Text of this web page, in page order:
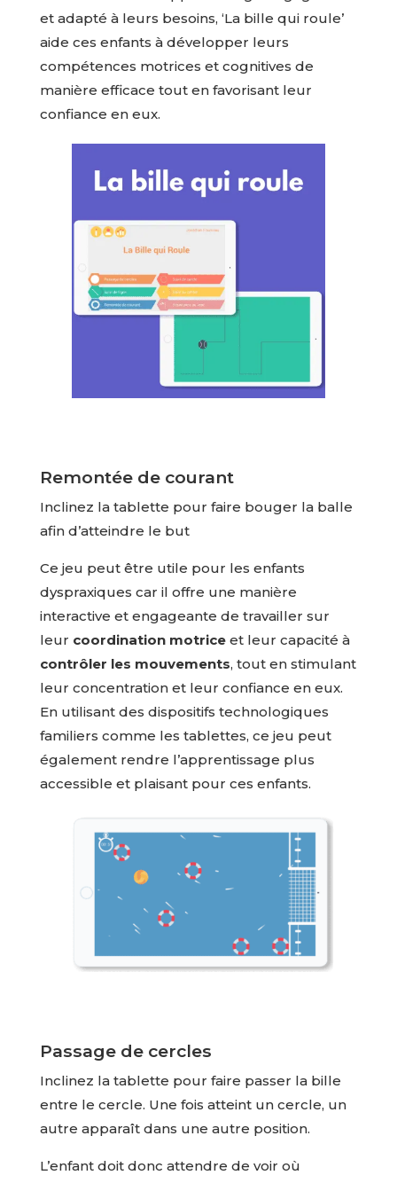
et adapté à leurs besoins, ‘La bille qui roule’
aide ces enfants à développer leurs
compétences motrices et cognitives de
manière efficace tout en favorisant leur
confiance en eux.
Remontée de courant
Inclinez la tablette pour faire bouger la balle
afin d’atteindre le but
Ce jeu peut être utile pour les enfants
dyspraxiques car il offre une manière
interactive et engageante de travailler sur
leur coordination motriceet leur capacité à
contrôler les mouvements, tout en stimulant
leur concentration et leur confiance en eux.
En utilisant des dispositifs technologiques
familiers comme les tablettes, ce jeu peut
également rendre l’apprentissage plus
accessible et plaisant pour ces enfants.
Passage de cercles
Inclinez la tablette pour faire passer la bille
entre le cercle. Une fois atteint un cercle, un
autre apparaît dans une autre position.
L’enfant doit donc attendre de voir où